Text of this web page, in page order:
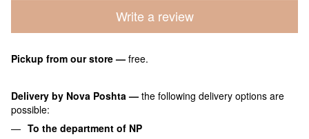
Write a review
Pickup from our store— free.
Delivery by Nova Poshta — the following delivery options are
possible:
To the department of NP